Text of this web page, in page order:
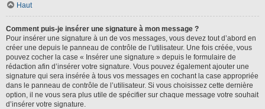
Haut
Comment puis-je insérer une signature à mon message ?
Pour insérer une signature à un de vos messages, vous devez tout d’abord en
créer une depuis le panneau de contrôle de l’utilisateur. Une fois créée, vous
pouvez cocher la case « Insérer une signature » depuis le formulaire de
rédaction afin d’insérer votre signature. Vous pouvez également ajouter une
signature qui sera insérée à tous vos messages en cochant la case appropriée
dans le panneau de contrôle de l’utilisateur. Si vous choisissez cette dernière
option, il ne vous sera plus utile de spécifier sur chaque message votre souhait
d’insérer votre signature.